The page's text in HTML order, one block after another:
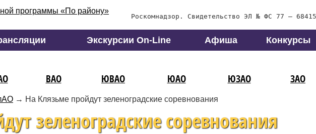
Роскомнадзор. Свидетельство ЭЛ № ФС 77 – 68415
Экскурсии On-Line Афиша Конкурсы
ВАО ЮВАО ЮАО ЮЗАО ЗАО
→ На Клязьме пройдут зеленоградские соревнования
зеленоградские соревнования